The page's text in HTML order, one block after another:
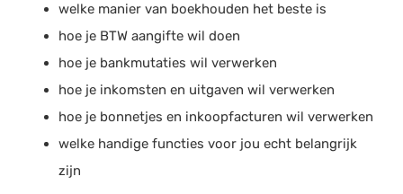
welke manier van boekhouden het beste is
hoe je BTW aangifte wil doen
hoe je bankmutaties wil verwerken
hoe je inkomsten en uitgaven wil verwerken
hoe je bonnetjes en inkoopfacturen wil verwerken
welke handige functies voor jou echt belangrijk
zijn